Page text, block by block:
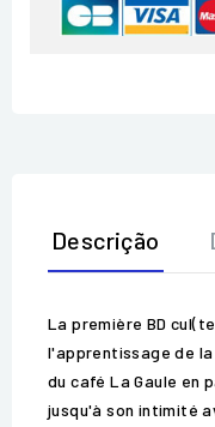
Descrição
La première BD
l'apprentissage de
du café La Gaule en
jusqu'à son intimité